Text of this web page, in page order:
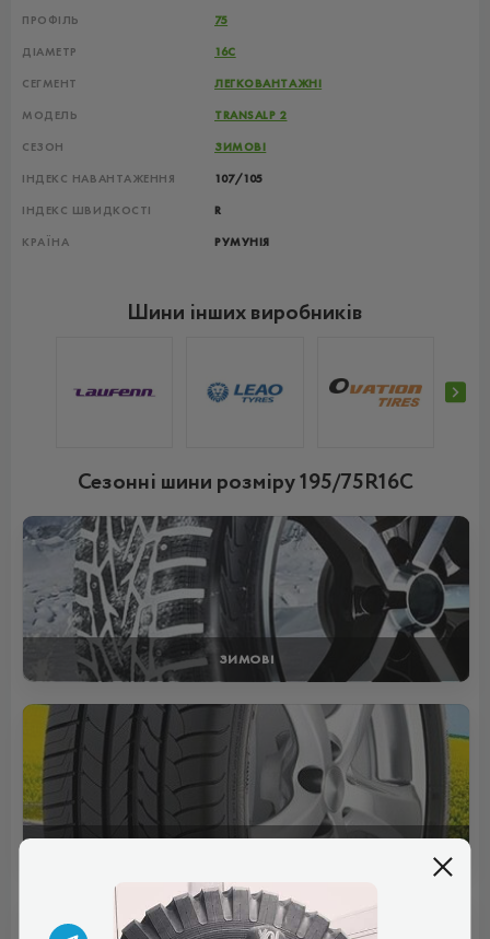
ПРОФІЛЬ 75
ДІАМЕТР 16C
СЕГМЕНТ ЛЕГКОВАНТАЖНІ
МОДЕЛЬ TRANSALP 2
СЕЗОН ЗИМОВІ
ІНДЕКС НАВАНТАЖЕННЯ 107/105
ІНДЕКС ШВИДКОСТІ R
КРАЇНА РУМУНІЯ
Шини інших виробників
Сезонні шини розміру 195/75R16C
ЗИМОВІ